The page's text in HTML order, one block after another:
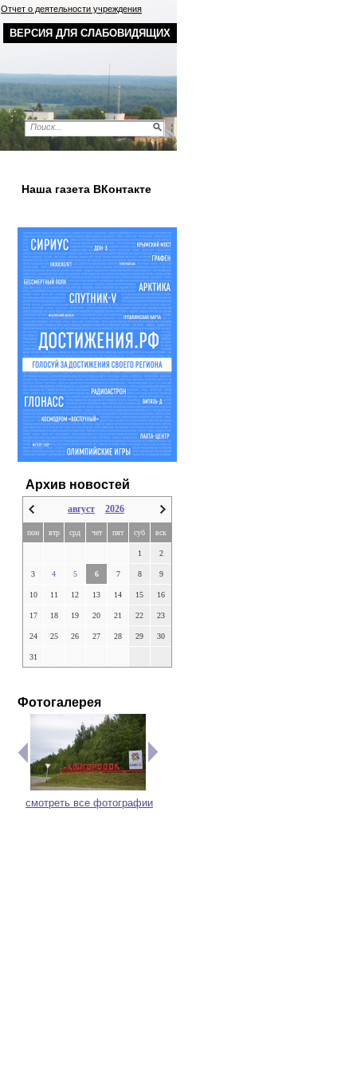
ВЕРСИЯ ДЛЯ СЛАБОВИДЯЩИХ
Отчет о деятельности учреждения
Наша газета ВКонтакте
Архив новостей
август 2026
пон втр срд чет пят суб вск
1 2
3 4 5 6 7 8 9
10 11 12 13 14 15 16
17 18 19 20 21 22 23
24 25 26 27 28 29 30
31
Фотогалерея
смотреть все фотографии